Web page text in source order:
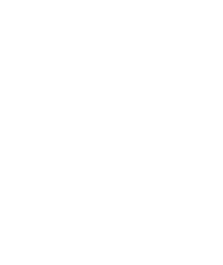
Agrede sexualmente a una
quedó por Instagram: dos
El condenado, que reconoció los hechos en
acercarse a la víctima ni comunicarse con